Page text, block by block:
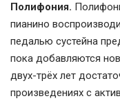
Полифония.
пианино
педалью сустейна
пока добавляются
двух-трёх лет
произведениях с